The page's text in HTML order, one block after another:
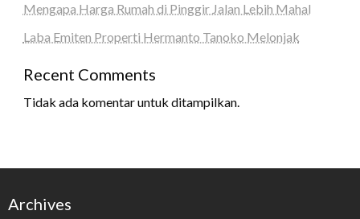
Mengapa Harga Rumah di Pinggir Jalan Lebih Mahal
Laba Emiten Properti Hermanto Tanoko Melonjak
Recent Comments
Tidak ada komentar untuk ditampilkan.
Archives